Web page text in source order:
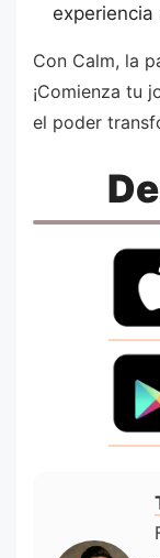
Con Calm, la
¡Comienza tu
el poder